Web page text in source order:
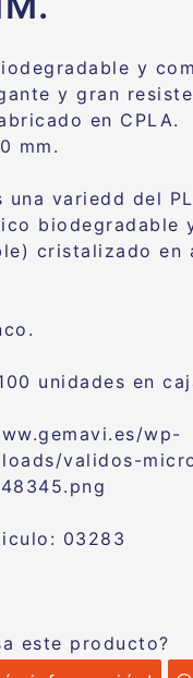
y
y gran
en CPLA.
mm.
una variedd del
biodegradable
cristalizado en
unidades en
03283
este producto?